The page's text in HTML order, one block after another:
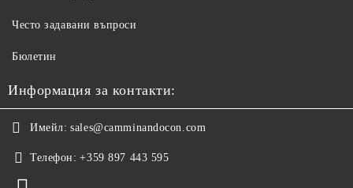
Често задавани въпроси
Бюлетин
Информация за контакти:
Имейл: sales@camminandocon.com
Телефон: +359 897 443 595